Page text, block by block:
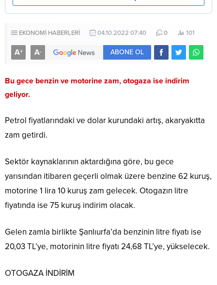
EKONOMİ HABERLERİ 04.10.2022 07:40 0 101
A+ A- ABONE OL
Bu gece benzin ve motorine zam, otogaza ise indirim
geliyor.
Petrol fiyatlarındaki ve dolar kurundaki artış, akaryakıtta
zam getirdi.
Sektör kaynaklarının aktardığına göre, bu gece
yarısından itibaren geçerli olmak üzere benzine 62 kuruş,
motorine 1 lira 10 kuruş zam gelecek. Otogazın litre
fiyatında ise 75 kuruş indirim olacak.
Gelen zamla birlikte Şanlıurfa’da benzinin litre fiyatı ise
20,03 TL’ye, motorinin litre fiyatı 24,68 TL’ye, yükselecek.
OTOGAZA İNDİRİM